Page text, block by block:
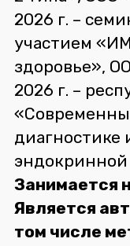
2026 г. –
участием
здоровье»,
2026 г. –
диагностике
эндокринной
Занимается
Является
том числе